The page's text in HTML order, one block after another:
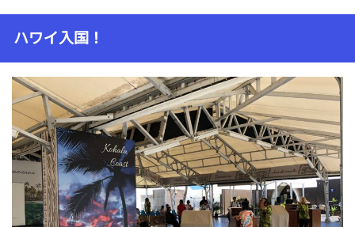
ハワイ入国！